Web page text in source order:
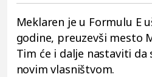
Meklaren je u Formulu E
godine, preuzevši mesto
Tim će i dalje nastaviti da
novim vlasništvom.